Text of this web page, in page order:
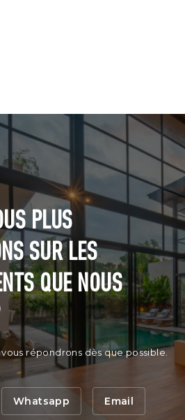
PLUS
SUR LES
QUE NOUS
répondrons dès que possible.
Whatsapp Email